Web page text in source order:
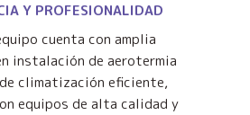
Y PROFESIONALIDAD
cuenta con amplia
instalación de aerotermia
climatización eficiente,
equipos de alta calidad y